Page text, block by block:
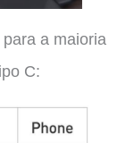
a maioria
C: